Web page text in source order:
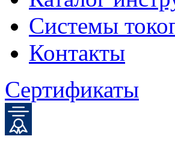
Системы
Контакты
Сертификаты